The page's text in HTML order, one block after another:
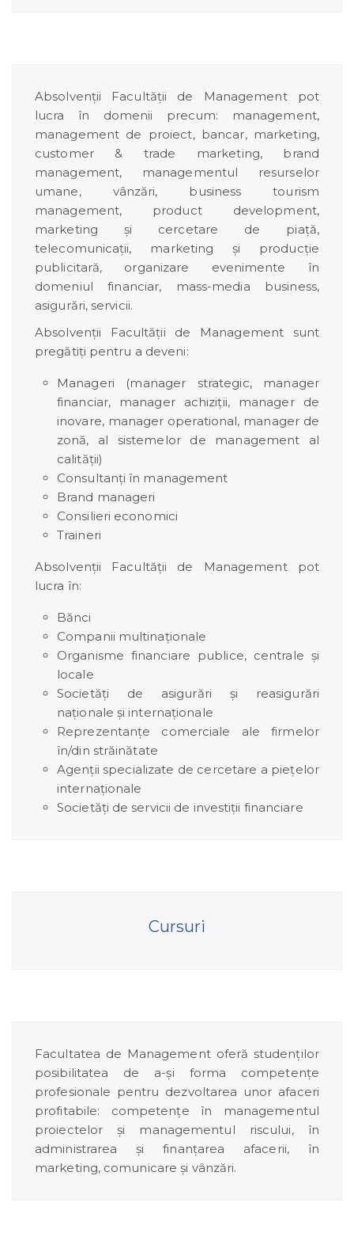
Absolvenţii Facultăţii de Management pot
lucra în domenii precum: management,
management de proiect, bancar, marketing,
customer & trade marketing, brand
management, managementul resurselor
umane, vânzări, business tourism
management, product development,
marketing și cercetare de piață,
telecomunicații, marketing și producție
publicitară, organizare evenimente în
domeniul financiar, mass-media business,
asigurări, servicii.
Absolvenţii Facultăţii de Management sunt
pregătiţi pentru a deveni:
Manageri (manager strategic, manager
financiar, manager achiziţii, manager de
inovare, manager operational, manager de
zonă, al sistemelor de management al
calităţii)
Consultanţi în management
Brand manageri
Consilieri economici
Traineri
Absolvenţii Facultăţii de Management pot
lucra în:
Bănci
Companii multinaţionale
Organisme financiare publice, centrale şi
locale
Societăţi de asigurări şi reasigurări
naţionale şi internaţionale
Reprezentanţe comerciale ale firmelor
în/din străinătate
Agenţii specializate de cercetare a pieţelor
internaţionale
Societăţi de servicii de investiţii financiare
Cursuri
Facultatea de Management oferă studenților
posibilitatea de a-și forma competenţe
profesionale pentru dezvoltarea unor afaceri
profitabile: competenţe în managementul
proiectelor şi managementul riscului, în
administrarea şi finanţarea afacerii, în
marketing, comunicare şi vânzări.